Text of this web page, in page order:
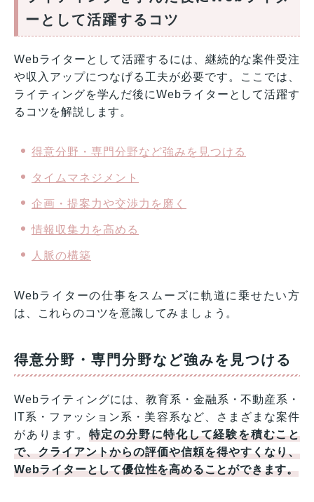
ーとして活躍するコツ
Webライターとして活躍するには、継続的な案件受注
や収入アップにつなげる工夫が必要です。ここでは、
ライティングを学んだ後にWebライターとして活躍す
るコツを解説します。
得意分野・専門分野など強みを見つける
タイムマネジメント
企画・提案力や交渉力を磨く
情報収集力を高める
人脈の構築
Webライターの仕事をスムーズに軌道に乗せたい方
は、これらのコツを意識してみましょう。
得意分野・専門分野など強みを見つける
Webライティングには、教育系・金融系・不動産系・
IT系・ファッション系・美容系など、さまざまな案件
があります。 特定の分野に特化して経験を積むこと
で、クライアントからの評価や信頼を得やすくなり、
Webライターとして優位性を高めることができます。